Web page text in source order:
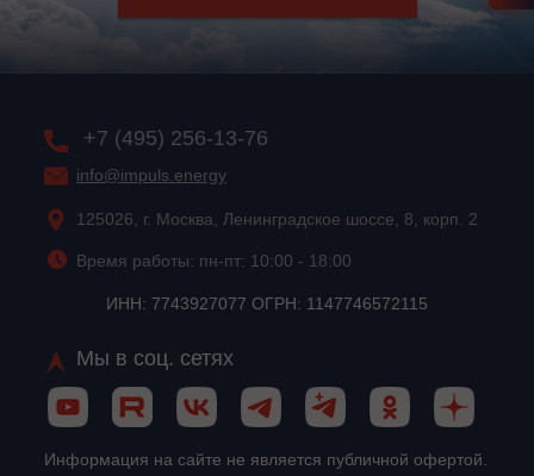
+7 (495) 256-13-76
info@impuls.energy
125026, г. Москва, Ленинградское шоссе, 8, корп. 2
Время работы: пн-пт: 10:00 - 18:00
ИНН: 7743927077 ОГРН: 1147746572115
Мы в соц. сетях
Информация на сайте не является публичной офертой.